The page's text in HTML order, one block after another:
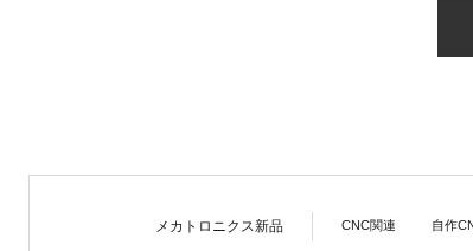
メカトロニクス新品 CNC関連 自作